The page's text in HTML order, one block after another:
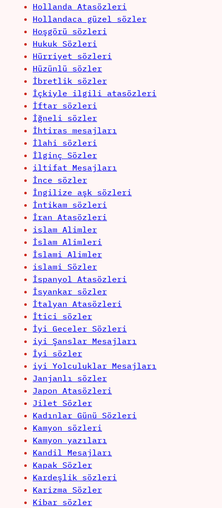
Hollanda Atasözleri
Hollandaca güzel sözler
Hoşgörü sözleri
Hukuk Sözleri
Hürriyet sözleri
Hüzünlü sözler
İbretlik sözler
İçkiyle ilgili atasözleri
İftar sözleri
İğneli sözler
İhtiras mesajları
İlahi sözleri
İlginç Sözler
iltifat Mesajları
İnce sözler
İngilize aşk sözleri
İntikam sözleri
İran Atasözleri
islam Alimler
İslam Alimleri
İslami Alimler
islami Sözler
İspanyol Atasözleri
İsyankar sözler
İtalyan Atasözleri
İtici sözler
İyi Geceler Sözleri
iyi Şanslar Mesajları
İyi sözler
iyi Yolculuklar Mesajları
Janjanlı sözler
Japon Atasözleri
Jilet Sözler
Kadınlar Günü Sözleri
Kamyon sözleri
Kamyon yazıları
Kandil Mesajları
Kapak Sözler
Kardeşlik sözleri
Karizma Sözler
Kibar sözler